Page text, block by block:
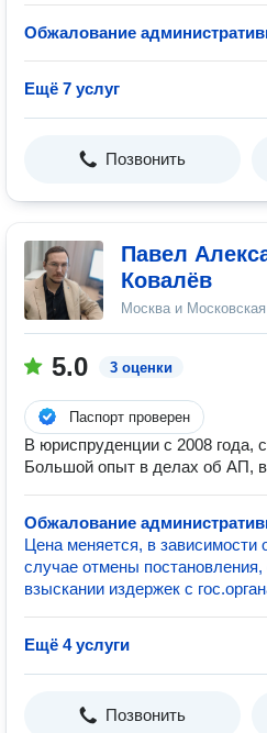
Обжалование
Ещё 7 услуг
Позвонить
Павел
Ковалёв
Москва и
5.0 3 оценки
Паспорт проверен
В юриспруденции с 2008 года,
Большой опыт в делах об АП,
Обжалование
Цена меняется, в зависимости
случае отмены
взыскании издержек с
Ещё 4 услуги
Позвонить